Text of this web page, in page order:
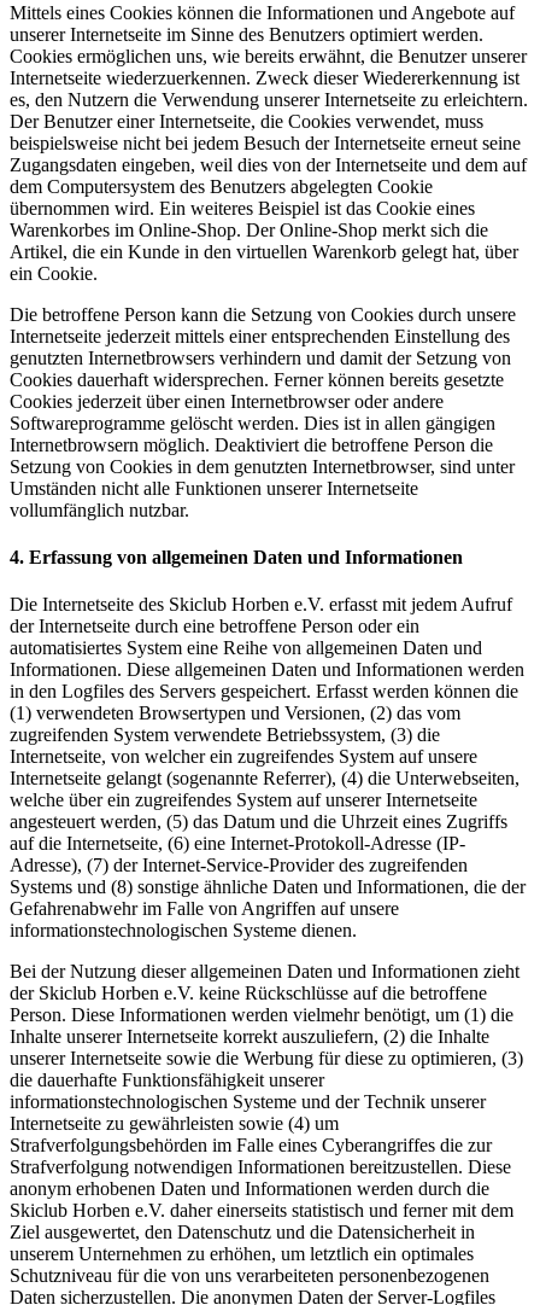
Mittels eines Cookies können die Informationen und Angebote auf
unserer Internetseite im Sinne des Benutzers optimiert werden.
Cookies ermöglichen uns, wie bereits erwähnt, die Benutzer unserer
Internetseite wiederzuerkennen. Zweck dieser Wiedererkennung ist
es, den Nutzern die Verwendung unserer Internetseite zu erleichtern.
Der Benutzer einer Internetseite, die Cookies verwendet, muss
beispielsweise nicht bei jedem Besuch der Internetseite erneut seine
Zugangsdaten eingeben, weil dies von der Internetseite und dem auf
dem Computersystem des Benutzers abgelegten Cookie
übernommen wird. Ein weiteres Beispiel ist das Cookie eines
Warenkorbes im Online-Shop. Der Online-Shop merkt sich die
Artikel, die ein Kunde in den virtuellen Warenkorb gelegt hat, über
ein Cookie.
Die betroffene Person kann die Setzung von Cookies durch unsere
Internetseite jederzeit mittels einer entsprechenden Einstellung des
genutzten Internetbrowsers verhindern und damit der Setzung von
Cookies dauerhaft widersprechen. Ferner können bereits gesetzte
Cookies jederzeit über einen Internetbrowser oder andere
Softwareprogramme gelöscht werden. Dies ist in allen gängigen
Internetbrowsern möglich. Deaktiviert die betroffene Person die
Setzung von Cookies in dem genutzten Internetbrowser, sind unter
Umständen nicht alle Funktionen unserer Internetseite
vollumfänglich nutzbar.
4. Erfassung von allgemeinen Daten und Informationen
Die Internetseite des Skiclub Horben e.V. erfasst mit jedem Aufruf
der Internetseite durch eine betroffene Person oder ein
automatisiertes System eine Reihe von allgemeinen Daten und
Informationen. Diese allgemeinen Daten und Informationen werden
in den Logfiles des Servers gespeichert. Erfasst werden können die
(1) verwendeten Browsertypen und Versionen, (2) das vom
zugreifenden System verwendete Betriebssystem, (3) die
Internetseite, von welcher ein zugreifendes System auf unsere
Internetseite gelangt (sogenannte Referrer), (4) die Unterwebseiten,
welche über ein zugreifendes System auf unserer Internetseite
angesteuert werden, (5) das Datum und die Uhrzeit eines Zugriffs
auf die Internetseite, (6) eine Internet-Protokoll-Adresse (IP-
Adresse), (7) der Internet-Service-Provider des zugreifenden
Systems und (8) sonstige ähnliche Daten und Informationen, die der
Gefahrenabwehr im Falle von Angriffen auf unsere
informationstechnologischen Systeme dienen.
Bei der Nutzung dieser allgemeinen Daten und Informationen zieht
der Skiclub Horben e.V. keine Rückschlüsse auf die betroffene
Person. Diese Informationen werden vielmehr benötigt, um (1) die
Inhalte unserer Internetseite korrekt auszuliefern, (2) die Inhalte
unserer Internetseite sowie die Werbung für diese zu optimieren, (3)
die dauerhafte Funktionsfähigkeit unserer
informationstechnologischen Systeme und der Technik unserer
Internetseite zu gewährleisten sowie (4) um
Strafverfolgungsbehörden im Falle eines Cyberangriffes die zur
Strafverfolgung notwendigen Informationen bereitzustellen. Diese
anonym erhobenen Daten und Informationen werden durch die
Skiclub Horben e.V. daher einerseits statistisch und ferner mit dem
Ziel ausgewertet, den Datenschutz und die Datensicherheit in
unserem Unternehmen zu erhöhen, um letztlich ein optimales
Schutzniveau für die von uns verarbeiteten personenbezogenen
Daten sicherzustellen. Die anonymen Daten der Server-Logfiles